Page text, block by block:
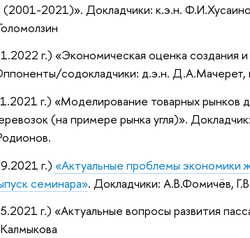
(2001-2021)». Докладчики: к.э.н.
г.) «Экономическая оценка создания и
содокладчики: д.э.н.
г.) «Моделирование товарных рынков
(на примере рынка угля)».
г.) «Актуальные проблемы экономики
семинара». Докладчики: А.В.Фомичёв,
г.) «Актуальные вопросы развития